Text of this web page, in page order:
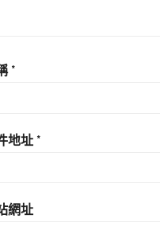
*
地址 *
網址